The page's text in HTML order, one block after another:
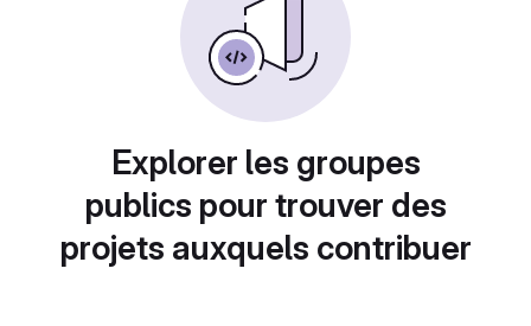
Explorer les groupes
publics pour trouver des
projets auxquels contribuer